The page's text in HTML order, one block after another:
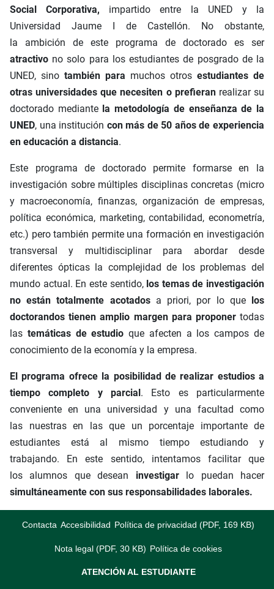
Social Corporativa, impartido entre la UNED y la
Universidad Jaume I de Castellón. No obstante,
la ambición de este programa de doctorado es ser
atractivo no solo para los estudiantes de posgrado de la
UNED, sino también para muchos otros estudiantes de
otras universidades que necesiten o prefieranrealizar su
doctorado mediantela metodología de enseñanza de la
UNED, una institución con más de 50 años de experiencia
en educación a distancia.
Este programa de doctorado permite formarse en la
investigación sobre múltiples disciplinas concretas (micro
y macroeconomía, finanzas, organización de empresas,
política económica, marketing, contabilidad, econometría,
etc.) pero también permite una formación en investigación
transversal y multidisciplinar para abordar desde
diferentes ópticas la complejidad de los problemas del
mundo actual. En este sentido,los temas de investigación
no están totalmente acotadosa priori, por lo que
los
doctorandos tienen amplio margen para proponertodas
las temáticas de estudio que afecten a los campos de
conocimiento de la economía y la empresa.
El programa ofrece la posibilidad de realizar estudios a
tiempo completo y parcial . Esto es particularmente
conveniente en una universidad y una facultad como
las nuestras en las que un porcentaje importante de
estudiantes está al mismo tiempo estudiando y
trabajando. En este sentido, intentamos facilitar que
los alumnos que desean investigar
lo puedan hacer
simultáneamente con sus responsabilidades laborales.
Contacta Accesibilidad Política de privacidad (PDF, 169 KB)
Nota legal (PDF, 30 KB) Política de cookies
ATENCIÓN AL ESTUDIANTE